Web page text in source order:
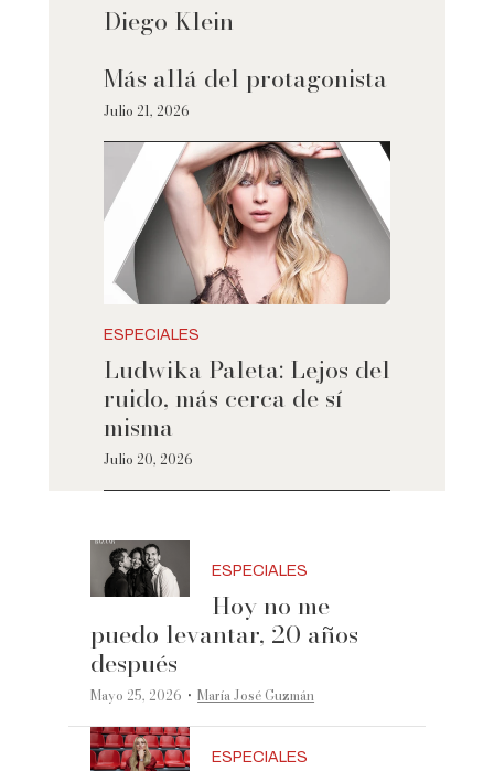
Diego Klein
Más allá del protagonista
Julio 21, 2026
ESPECIALES
Ludwika Paleta: Lejos del
ruido, más cerca de sí
misma
Julio 20, 2026
ESPECIALES
Hoy no me
puedo levantar, 20 años
después
Mayo 25, 2026 ·María José Guzmán
ESPECIALES